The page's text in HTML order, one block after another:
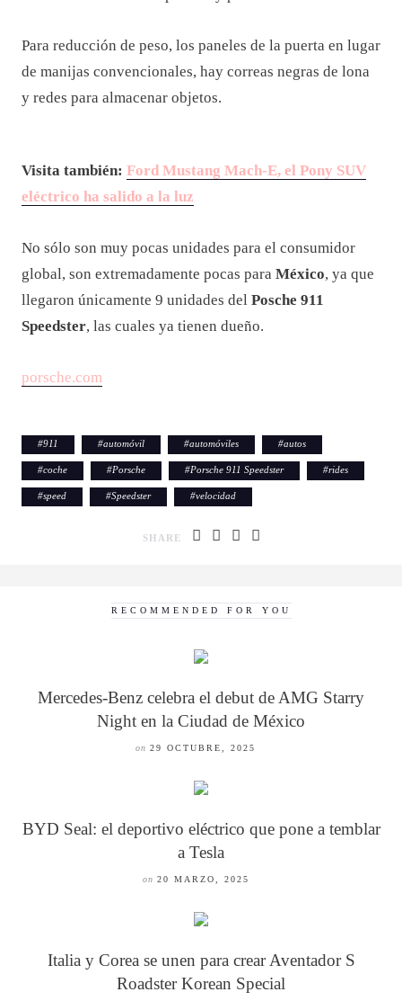
Para reducción de peso, los paneles de la puerta en lugar
de manijas convencionales, hay correas negras de lona
y redes para almacenar objetos.
Visita también: Ford Mustang Mach-E, el Pony SUV
eléctrico ha salido a la luz
No sólo son muy pocas unidades para el consumidor
global, son extremadamente pocas para México, ya que
llegaron únicamente 9 unidades del Posche 911
Speedster, las cuales ya tienen dueño.
porsche.com
#911 #automóvil #automóviles #autos
#coche #Porsche #Porsche 911 Speedster #rides
#speed #Speedster #velocidad
SHARE
RECOMMENDED FOR YOU
Mercedes-Benz celebra el debut de AMG Starry
Night en la Ciudad de México
on 29 OCTUBRE, 2025
BYD Seal: el deportivo eléctrico que pone a temblar
a Tesla
on 20 MARZO, 2025
Italia y Corea se unen para crear Aventador S
Roadster Korean Special